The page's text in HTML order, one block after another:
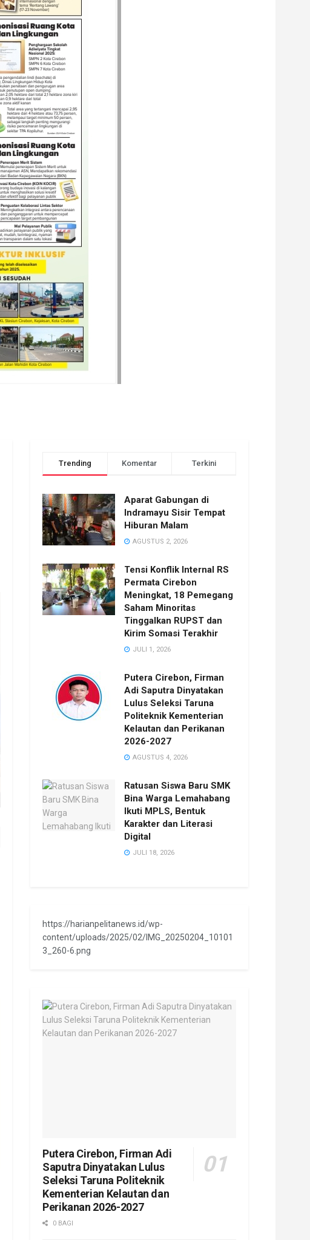
Trending Komentar Terkini
Aparat Gabungan di
Indramayu Sisir Tempat
Hiburan Malam
AGUSTUS 2, 2026
Tensi Konflik Internal RS
Permata Cirebon
Meningkat, 18 Pemegang
Saham Minoritas
Tinggalkan RUPST dan
Kirim Somasi Terakhir
JULI 1, 2026
Putera Cirebon, Firman
Adi Saputra Dinyatakan
Lulus Seleksi Taruna
Politeknik Kementerian
Kelautan dan Perikanan
2026-2027
AGUSTUS 4, 2026
Ratusan Siswa Baru SMK
Bina Warga Lemahabang
Ikuti MPLS, Bentuk
Karakter dan Literasi
Digital
JULI 18, 2026
https://harianpelitanews.id/wp-
content/uploads/2025/02/IMG_20250204_10101
3_260-6.png
Putera Cirebon, Firman Adi
Saputra Dinyatakan Lulus
Seleksi Taruna Politeknik
Kementerian Kelautan dan
Perikanan 2026-2027
0 BAGI